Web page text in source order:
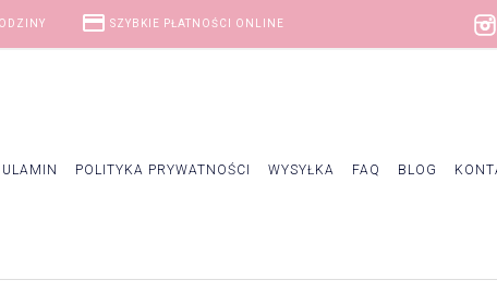
credit_card SZYBKIE PŁATNOŚCI ONLINE
POLITYKA PRYWATNOŚCI WYSYŁKA FAQ BLOG